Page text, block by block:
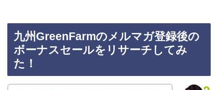
九州GreenFarmのメルマガ登録後の
ボーナスセールをリサーチしてみ
た！